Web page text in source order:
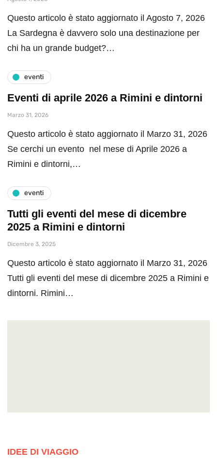
Questo articolo è stato aggiornato il Agosto 7, 2026
La Sardegna è davvero solo una destinazione per
chi ha un grande budget?…
eventi
Eventi di aprile 2026 a Rimini e dintorni
Marzo 31, 2026
Questo articolo è stato aggiornato il Marzo 31, 2026
Se cerchi un evento nel mese di Aprile 2026 a
Rimini e dintorni,…
eventi
Tutti gli eventi del mese di dicembre
2025 a Rimini e dintorni
Dicembre 3, 2025
Questo articolo è stato aggiornato il Marzo 31, 2026
Tutti gli eventi del mese di dicembre 2025 a Rimini e
dintorni. Rimini…
IDEE DI VIAGGIO